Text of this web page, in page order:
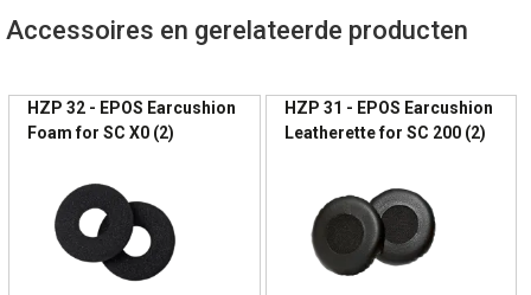
Perfect te integreren binnen bestaande IT-omgevingen
zonder extra drivers.
🔊 Audio & Gesprekskwaliteit
Breedband audio voor heldere spraakkwaliteit
EPOS Voice™ technologie
Passive noise demping via oorkussen
Akoestische bescherming tegen plotselinge
Accessoires en gerelateerde producten
HZP 32 - EPOS Earcushion
Foam for SC X0 (2)
HZP 31 - EPOS Earcushion
Leatherette for SC 200 (2)